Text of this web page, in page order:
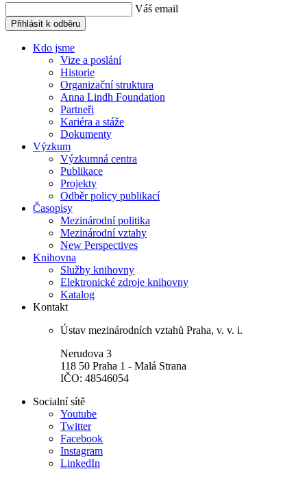
Váš email
Přihlásit k odběru
Kdo jsme
Vize a poslání
Historie
Organizační struktura
Anna Lindh Foundation
Partneři
Kariéra a stáže
Dokumenty
Výzkum
Výzkumná centra
Publikace
Projekty
Odběr policy publikací
Časopisy
Mezinárodní politika
Mezinárodní vztahy
New Perspectives
Knihovna
Služby knihovny
Elektronické zdroje knihovny
Katalog
Kontakt
Ústav mezinárodních vztahů Praha, v. v. i.
Nerudova 3
118 50 Praha 1 - Malá Strana
IČO: 48546054
Socialní sítě
Youtube
Twitter
Facebook
Instagram
LinkedIn